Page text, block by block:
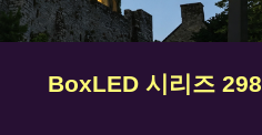
BoxLED 시리즈 298